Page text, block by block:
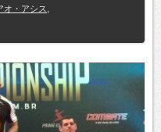
オ・アシス